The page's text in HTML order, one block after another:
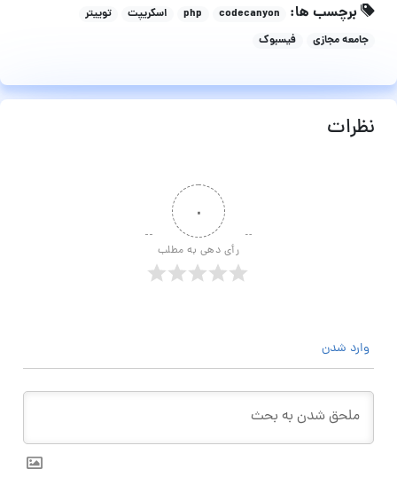
برچسب ها: codecanyon
php اسکریپت
توییتر
جامعه مجازی
فیسبوک
نظرات
۰
رأی دهی به مطلب
وارد شدن